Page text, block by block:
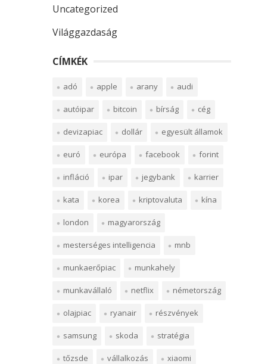
Uncategorized
Világgazdaság
CÍMKÉK
adó apple arany audi
autóipar bitcoin bírság cég
devizapiac dollár egyesült államok
euró európa facebook forint
infláció ipar jegybank karrier
kata korea kriptovaluta kína
london magyarország
mesterséges intelligencia mnb
munkaerőpiac munkahely
munkavállaló netflix németország
olajpiac ryanair részvények
samsung skoda stratégia
tőzsde vállalkozás xiaomi